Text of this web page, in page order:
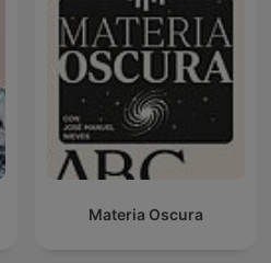
Materia Oscura